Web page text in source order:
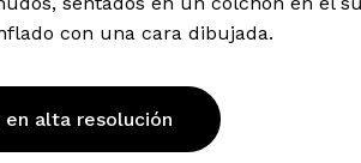
con una cara dibujada.
alta resolución